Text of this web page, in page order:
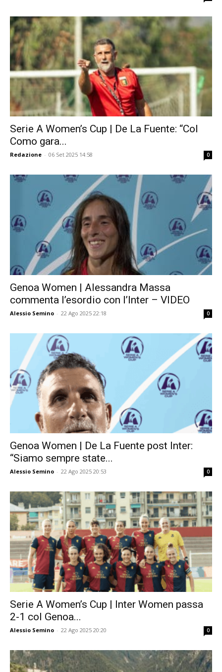
Serie A Women’s Cup | De La Fuente: “Col
Como gara...
Redazione - 06 Set 2025 14:58 0
Genoa Women | Alessandra Massa
commenta l’esordio con l’Inter – VIDEO
Alessio Semino - 22 Ago 2025 22:18 0
Genoa Women | De La Fuente post Inter:
“Siamo sempre state...
Alessio Semino - 22 Ago 2025 20:53 0
Serie A Women’s Cup | Inter Women passa
2-1 col Genoa...
Alessio Semino - 22 Ago 2025 20:20 0